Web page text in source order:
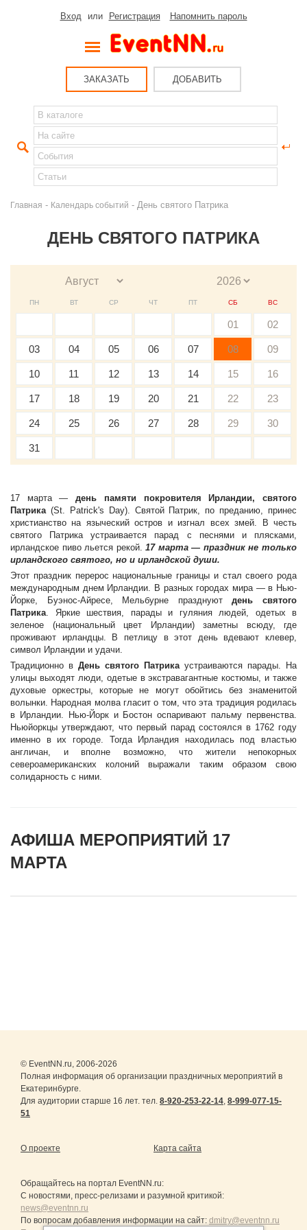
Вход или Регистрация Напомнить пароль
ЗАКАЗАТЬ ДОБАВИТЬ
Главная - Календарь событий - День святого Патрика
ДЕНЬ СВЯТОГО ПАТРИКА
ПН ВТ СР ЧТ ПТ СБ ВС
01 02
03 04 05 06 07 08 09
10 11 12 13 14 15 16
17 18 19 20 21 22 23
24 25 26 27 28 29 30
31
17 марта —день памяти покровителя Ирландии, святого
Патрика(St. Patrick's Day). Святой Патрик, по преданию, принес
христианство на языческий остров и изгнал всех змей. В честь
святого Патрика устраивается парад с песнями и плясками,
ирландское пиво льется рекой.17 марта — праздник не только
ирландского святого, но и ирландской души.
Этот праздник перерос национальные границы и стал своего рода
международным днем Ирландии. В разных городах мира — в Нью-
Йорке, Буэнос-Айресе, Мельбурне празднуютдень святого
Патрика. Яркие шествия, парады и гуляния людей, одетых в
зеленое (национальный цвет Ирландии) заметны всюду, где
проживают ирландцы. В петлицу в этот день вдевают клевер,
символ Ирландии и удачи.
Традиционно в День святого Патрикаустраиваются парады. На
улицы выходят люди, одетые в экстравагантные костюмы, и также
духовые оркестры, которые не могут обойтись без знаменитой
волынки. Народная молва гласит о том, что эта традиция родилась
в Ирландии. Нью-Йорк и Бостон оспаривают пальму первенства.
Ньюйоркцы утверждают, что первый парад состоялся в 1762 году
именно в их городе. Тогда Ирландия находилась под властью
англичан, и вполне возможно, что жители непокорных
североамериканских колоний выражали таким образом свою
солидарность с ними.
АФИША МЕРОПРИЯТИЙ 17
МАРТА
© EventNN.ru, 2006-2026
Полная информация об организации праздничных мероприятий в
Екатеринбурге.
Для аудитории старше 16 лет. тел. 8-920-253-22-14, 8-999-077-15-
51
О проекте Карта сайта
Обращайтесь на портал EventNN.ru:
С новостями, пресс-релизами и разумной критикой:
news@eventnn.ru
По вопросам добавления информации на сайт: dmitry@eventnn.ru